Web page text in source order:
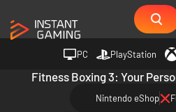
PC PlayStation
Fitness Boxing 3: Your
Nintendo eShop